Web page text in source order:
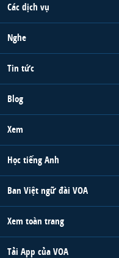
Các dịch vụ
Nghe
Tin tức
Blog
Xem
Học tiếng Anh
Ban Việt ngữ đài VOA
Xem toàn trang
Tải App của VOA